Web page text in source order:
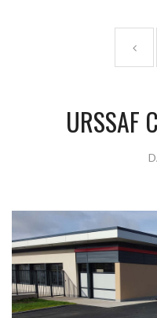
URSSAF